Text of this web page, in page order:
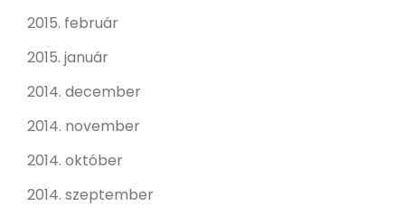
2015. február
2015. január
2014. december
2014. november
2014. október
2014. szeptember